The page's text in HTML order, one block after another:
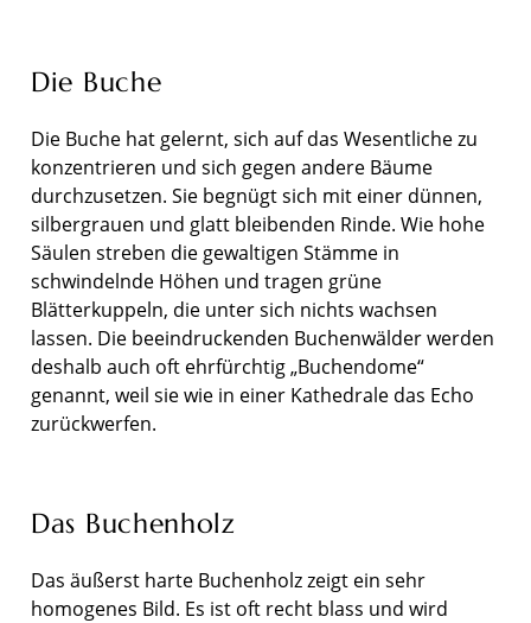
Die Buche
Die Buche hat gelernt, sich auf das Wesentliche zu
konzentrieren und sich gegen andere Bäume
durchzusetzen. Sie begnügt sich mit einer dünnen,
silbergrauen und glatt bleibenden Rinde. Wie hohe
Säulen streben die gewaltigen Stämme in
schwindelnde Höhen und tragen grüne
Blätterkuppeln, die unter sich nichts wachsen
lassen. Die beeindruckenden Buchenwälder werden
deshalb auch oft ehrfürchtig „Buchendome“
genannt, weil sie wie in einer Kathedrale das Echo
zurückwerfen.
Das Buchenholz
Das äußerst harte Buchenholz zeigt ein sehr
homogenes Bild. Es ist oft recht blass und wird